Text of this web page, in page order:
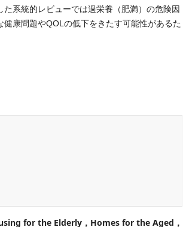
系統的レビューでは過栄養（肥満）の危険因
康問題やQOLの低下をきたす可能性があるた
for the Elderly，Homes for the Aged，